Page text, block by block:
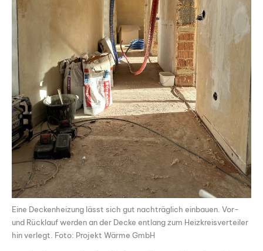
Eine Deckenheizung lässt sich gut nachträglich einbauen. Vor-
und Rücklauf werden an der Decke entlang zum Heizkreisverteiler
hin verlegt. Foto: Projekt Wärme GmbH